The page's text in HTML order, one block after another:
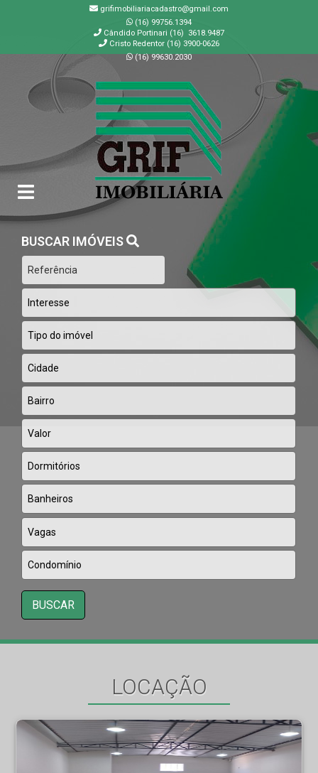
grifimobiliariacadastro@gmail.com
(16) 99756.1394
Cândido Portinari (16) 3618.9487
Cristo Redentor (16) 3900-0626
(16) 99630.2030
BUSCAR IMÓVEIS
BUSCAR
LOCAÇÃO